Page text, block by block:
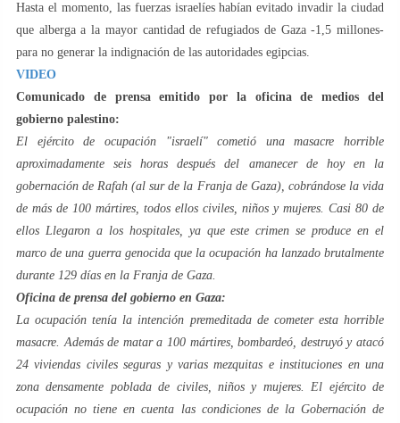
Hasta el momento, las fuerzas israelíes habían evitado invadir la ciudad
que alberga a la mayor cantidad de refugiados de Gaza -1,5 millones-
para no generar la indignación de las autoridades egipcias.
VIDEO
Comunicado de prensa emitido por la oficina de medios del
gobierno palestino:
El ejército de ocupación "israelí" cometió una masacre horrible
aproximadamente seis horas después del amanecer de hoy en la
gobernación de Rafah (al sur de la Franja de Gaza), cobrándose la vida
de más de 100 mártires, todos ellos civiles, niños y mujeres. Casi 80 de
ellos Llegaron a los hospitales, ya que este crimen se produce en el
marco de una guerra genocida que la ocupación ha lanzado brutalmente
durante 129 días en la Franja de Gaza.
Oficina de prensa del gobierno en Gaza:
La ocupación tenía la intención premeditada de cometer esta horrible
masacre. Además de matar a 100 mártires, bombardeó, destruyó y atacó
24 viviendas civiles seguras y varias mezquitas e instituciones en una
zona densamente poblada de civiles, niños y mujeres. El ejército de
ocupación no tiene en cuenta las condiciones de la Gobernación de